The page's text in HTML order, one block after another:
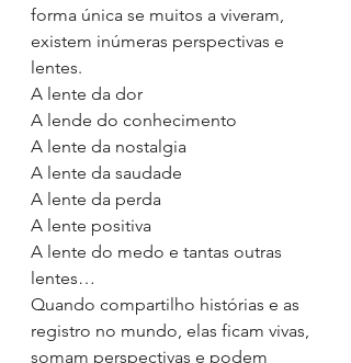
forma única se muitos a viveram,
existem inúmeras perspectivas e
lentes.
A lente da dor
A lende do conhecimento
A lente da nostalgia
A lente da saudade
A lente da perda
A lente positiva
A lente do medo e tantas outras
lentes…
Quando compartilho histórias e as
registro no mundo, elas ficam vivas,
somam perspectivas e podem